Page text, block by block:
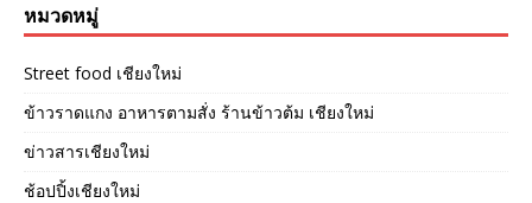
หมวดหมู่
Street food เชียงใหม่
ข้าวราดแกง อาหารตามสั่ง ร้านข้าวต้ม เชียงใหม่
ข่าวสารเชียงใหม่
ช้อปปิ้งเชียงใหม่